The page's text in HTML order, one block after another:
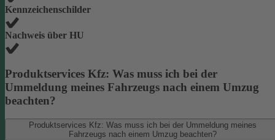
Kennzeichenschilder
Nachweis über HU
Produktservices Kfz: Was muss ich bei der
Ummeldung meines Fahrzeugs nach einem Umzug
beachten?
Produktservices Kfz: Was muss ich bei der Ummeldung meines
Fahrzeugs nach einem Umzug beachten?